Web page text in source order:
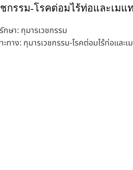
ชกรรม-โรคต่อมไร้ท่อและเมแ
ษา: กุมารเวชกรรม
ทาง: กุมารเวชกรรม-โรคต่อมไร้ท่อและ